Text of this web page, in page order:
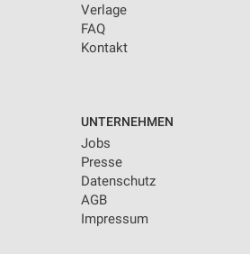
Verlage
FAQ
Kontakt
UNTERNEHMEN
Jobs
Presse
Datenschutz
AGB
Impressum